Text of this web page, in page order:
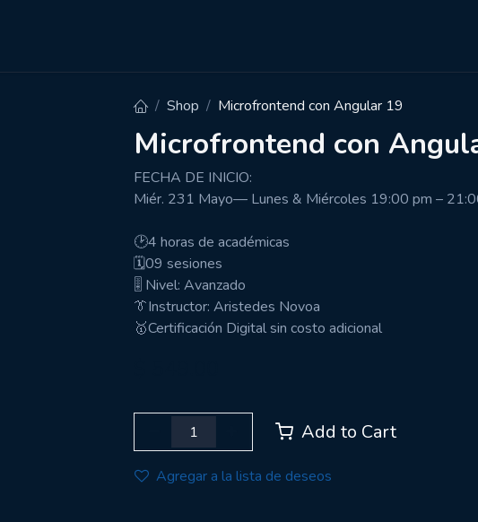
Shop Microfrontend con Angular 19
Microfrontend con
FECHA DE INICIO:
Miér. 231 Mayo— Lunes & Miércoles 19:00 pm –
🕑4 horas de académicas
🗓️09 sesiones
🎚️ Nivel: Avanzado
👔Instructor: Aristedes Novoa
🥇Certificación Digital sin costo adicional
Add to Cart
Agregar a la lista de deseos